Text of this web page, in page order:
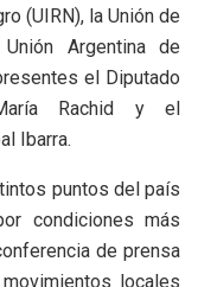
(UIRN), la Unión de
Argentina de
el Diputado
Rachid y el
Ibarra.
puntos del país
condiciones más
de prensa
locales